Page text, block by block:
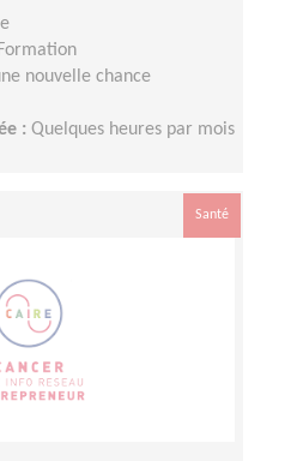
nouvelle chance
: Quelques heures par mois
Santé